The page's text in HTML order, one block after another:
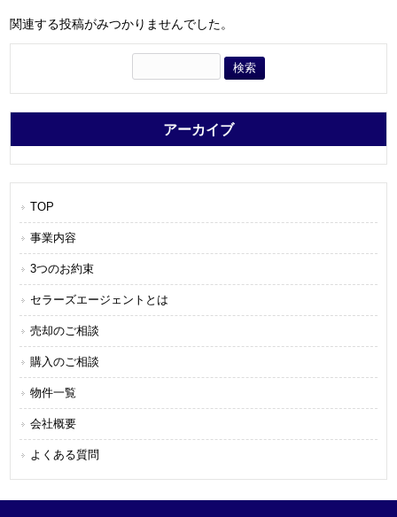
関連する投稿がみつかりませんでした。
アーカイブ
TOP
事業内容
3つのお約束
セラーズエージェントとは
売却のご相談
購入のご相談
物件一覧
会社概要
よくある質問